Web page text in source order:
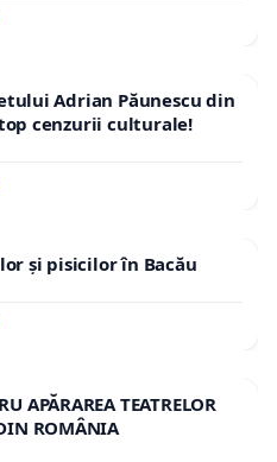
Adrian Păunescu din
cenzurii culturale!
și pisicilor în Bacău
APĂRAREA TEATRELOR
ROMÂNIA